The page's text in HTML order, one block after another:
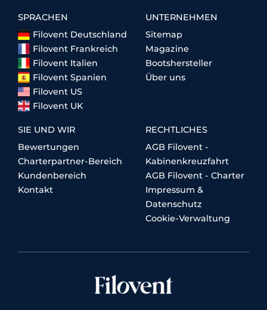
SPRACHEN
Filovent Deutschland
Filovent Frankreich
Filovent Italien
Filovent Spanien
Filovent US
Filovent UK
UNTERNEHMEN
Sitemap
Magazine
Bootshersteller
Über uns
SIE UND WIR
Bewertungen
Charterpartner-Bereich
Kundenbereich
Kontakt
RECHTLICHES
AGB Filovent -
Kabinenkreuzfahrt
AGB Filovent - Charter
Impressum &
Datenschutz
Cookie-Verwaltung